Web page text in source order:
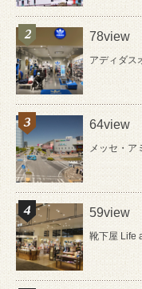
78view
アディダス
64view
メッセ・ア
59view
靴下屋 Life